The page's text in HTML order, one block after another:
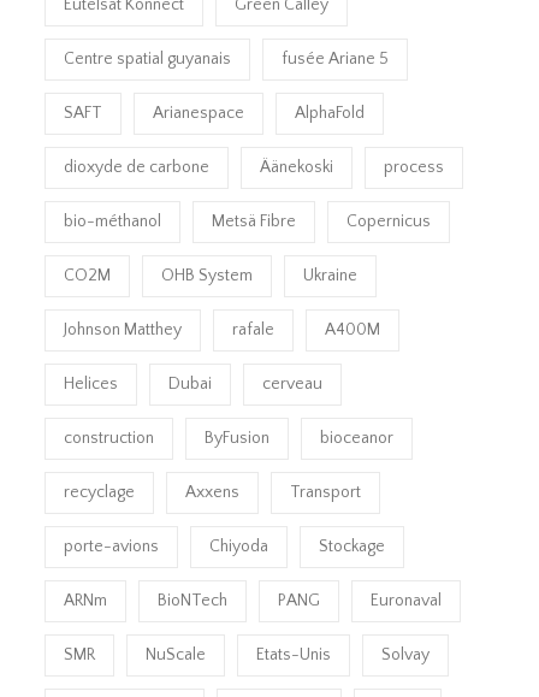
Eutelsat Konnect Green Calley
Centre spatial guyanais fusée Ariane 5
SAFT Arianespace AlphaFold
dioxyde de carbone Äänekoski process
bio-méthanol Metsä Fibre Copernicus
CO2M OHB System Ukraine
Johnson Matthey rafale A400M
Helices Dubai cerveau
construction ByFusion bioceanor
recyclage Axxens Transport
porte-avions Chiyoda Stockage
ARNm BioNTech PANG Euronaval
SMR NuScale Etats-Unis Solvay